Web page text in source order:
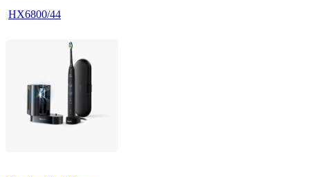
HX6800/44